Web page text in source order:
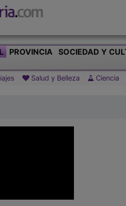
PROVINCIA SOCIEDAD Y
Salud y Belleza Ciencia